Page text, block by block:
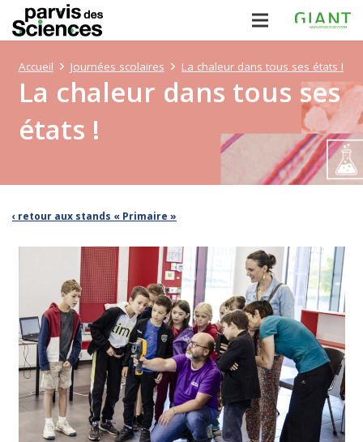
La chaleur dans tous ses
états !
Accueil Journées scolaires La chaleur dans tous ses états !
‹ retour aux stands « Primaire »